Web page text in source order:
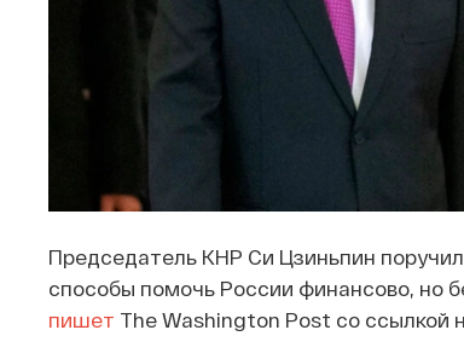
Председатель КНР Си Цзиньпин
способы помочь России финансово, но
пишет The Washington Post со ссылкой